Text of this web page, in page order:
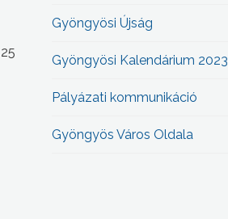
Gyöngyösi Újság
Gyöngyösi Kalendárium 2023
Pályázati kommunikáció
Gyöngyös Város Oldala